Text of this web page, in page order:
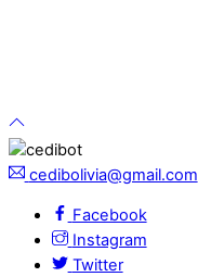
cedibolivia@gmail.com
Facebook
Instagram
Twitter